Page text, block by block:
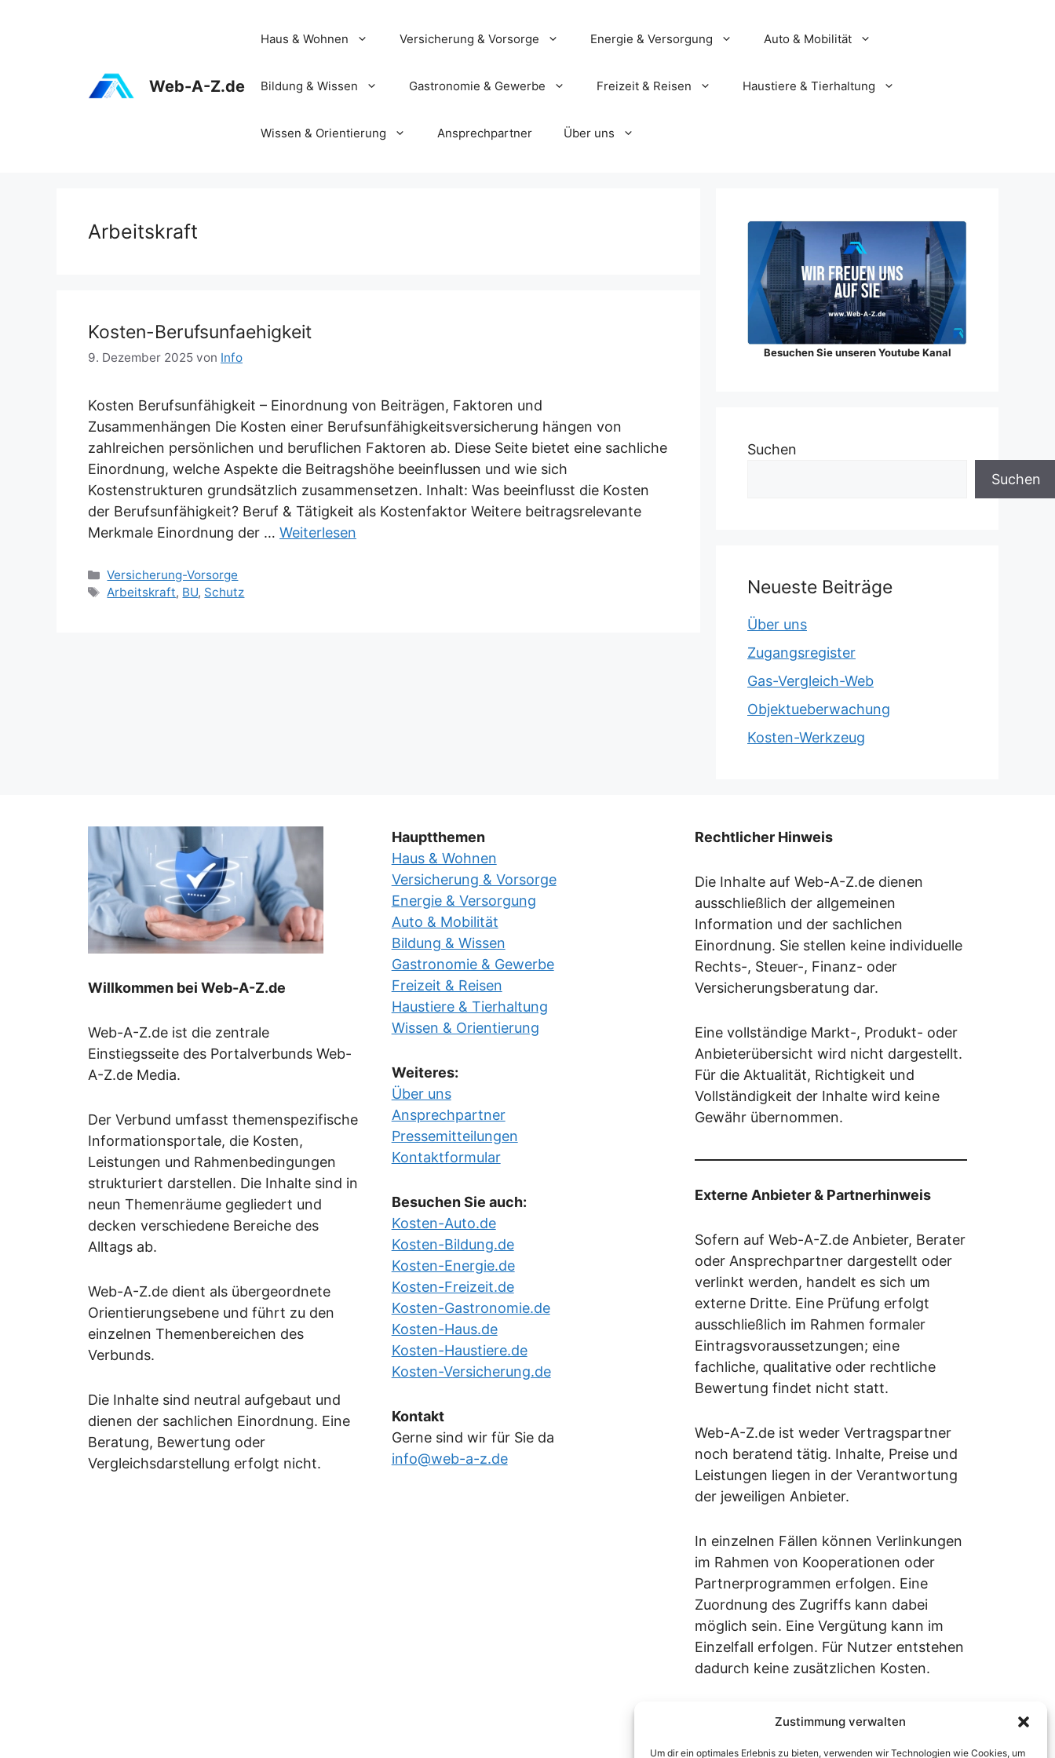
Zustimmung verwalten
Um dir ein optimales Erlebnis zu bieten, verwenden wir Technologien wie Cookies, um
Web-A-Z.de
Haus & Wohnen Versicherung & Vorsorge Energie & Versorgung Auto & Mobilität
Bildung & Wissen Gastronomie & Gewerbe Freizeit & Reisen Haustiere & Tierhaltung
Wissen & Orientierung Ansprechpartner Über uns
Arbeitskraft
Kosten-Berufsunfaehigkeit
9. Dezember 2025 von Info
Kosten Berufsunfähigkeit – Einordnung von Beiträgen, Faktoren und
Zusammenhängen Die Kosten einer Berufsunfähigkeitsversicherung hängen von
zahlreichen persönlichen und beruflichen Faktoren ab. Diese Seite bietet eine sachliche
Einordnung, welche Aspekte die Beitragshöhe beeinflussen und wie sich
Kostenstrukturen grundsätzlich zusammensetzen. Inhalt: Was beeinflusst die Kosten
der Berufsunfähigkeit? Beruf & Tätigkeit als Kostenfaktor Weitere beitragsrelevante
Merkmale Einordnung der … Weiterlesen
Kategorien
Versicherung-Vorsorge
Schlagwörter
Arbeitskraft, BU, Schutz
Besuchen Sie unseren Youtube Kanal
Suchen
Suchen
Neueste Beiträge
Über uns
Zugangsregister
Gas-Vergleich-Web
Objektueberwachung
Kosten-Werkzeug
Willkommen bei Web-A-Z.de
Web-A-Z.de ist die zentrale
Einstiegsseite des Portalverbunds Web-
A-Z.de Media.
Der Verbund umfasst themenspezifische
Informationsportale, die Kosten,
Leistungen und Rahmenbedingungen
strukturiert darstellen. Die Inhalte sind in
neun Themenräume gegliedert und
decken verschiedene Bereiche des
Alltags ab.
Web-A-Z.de dient als übergeordnete
Orientierungsebene und führt zu den
einzelnen Themenbereichen des
Verbunds.
Die Inhalte sind neutral aufgebaut und
dienen der sachlichen Einordnung. Eine
Beratung, Bewertung oder
Vergleichsdarstellung erfolgt nicht.
Hauptthemen
Haus & Wohnen
Versicherung & Vorsorge
Energie & Versorgung
Auto & Mobilität
Bildung & Wissen
Gastronomie & Gewerbe
Freizeit & Reisen
Haustiere & Tierhaltung
Wissen & Orientierung
Weiteres:
Über uns
Ansprechpartner
Pressemitteilungen
Kontaktformular
Besuchen Sie auch:
Kosten-Auto.de
Kosten-Bildung.de
Kosten-Energie.de
Kosten-Freizeit.de
Kosten-Gastronomie.de
Kosten-Haus.de
Kosten-Haustiere.de
Kosten-Versicherung.de
Kontakt
Gerne sind wir für Sie da
info@web-a-z.de
Rechtlicher Hinweis
Die Inhalte auf Web-A-Z.de dienen
ausschließlich der allgemeinen
Information und der sachlichen
Einordnung. Sie stellen keine individuelle
Rechts-, Steuer-, Finanz- oder
Versicherungsberatung dar.
Eine vollständige Markt-, Produkt- oder
Anbieterübersicht wird nicht dargestellt.
Für die Aktualität, Richtigkeit und
Vollständigkeit der Inhalte wird keine
Gewähr übernommen.
Externe Anbieter & Partnerhinweis
Sofern auf Web-A-Z.de Anbieter, Berater
oder Ansprechpartner dargestellt oder
verlinkt werden, handelt es sich um
externe Dritte. Eine Prüfung erfolgt
ausschließlich im Rahmen formaler
Eintragsvoraussetzungen; eine
fachliche, qualitative oder rechtliche
Bewertung findet nicht statt.
Web-A-Z.de ist weder Vertragspartner
noch beratend tätig. Inhalte, Preise und
Leistungen liegen in der Verantwortung
der jeweiligen Anbieter.
In einzelnen Fällen können Verlinkungen
im Rahmen von Kooperationen oder
Partnerprogrammen erfolgen. Eine
Zuordnung des Zugriffs kann dabei
möglich sein. Eine Vergütung kann im
Einzelfall erfolgen. Für Nutzer entstehen
dadurch keine zusätzlichen Kosten.
Stand: März 2026